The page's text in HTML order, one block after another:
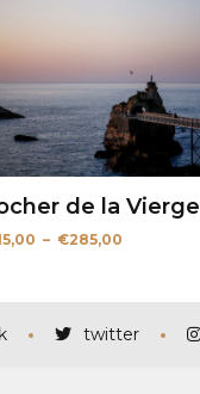
de la Vierge
– €285,00Plage
€285,00
twitter